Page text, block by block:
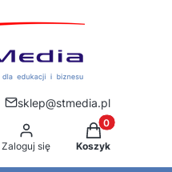
sklep@stmedia.pl
Zaloguj się
Produkty w
Koszyk